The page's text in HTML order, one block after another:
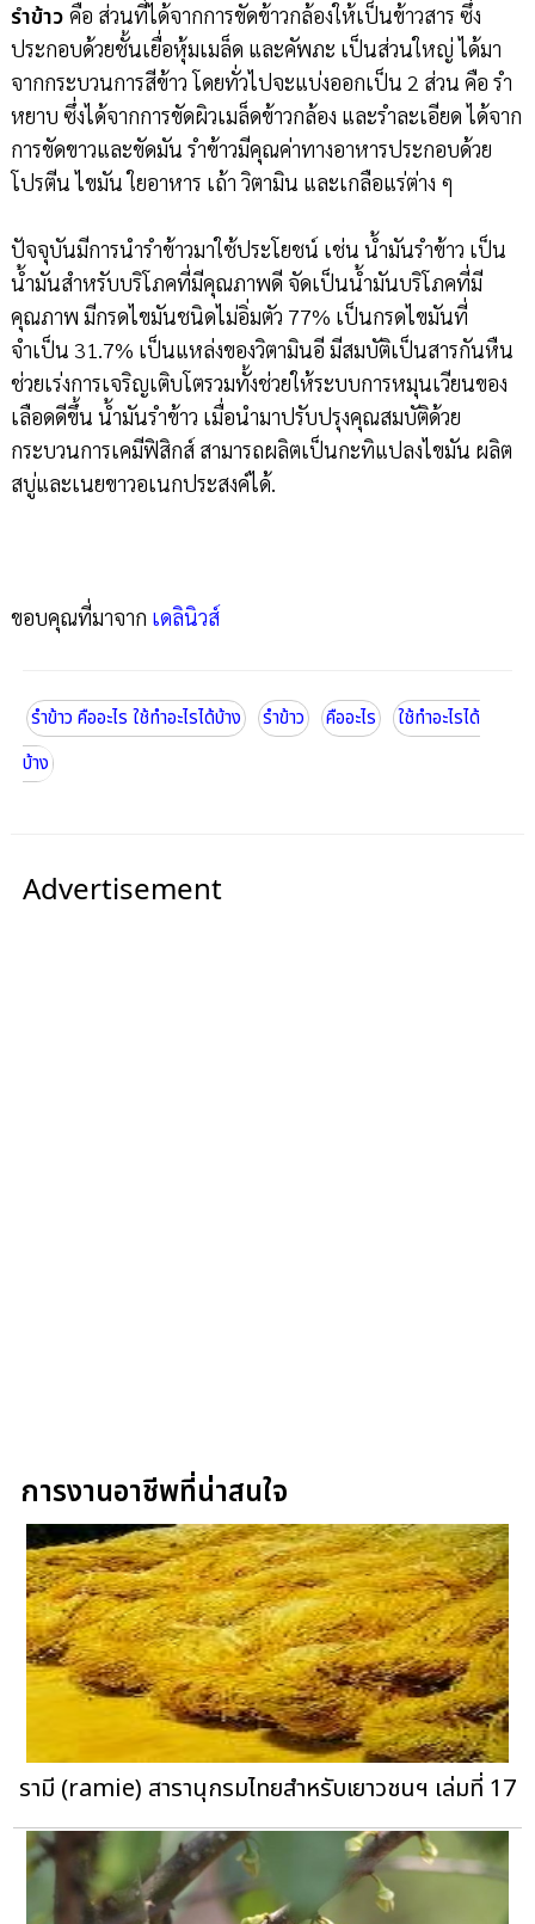
รำข้าว คือ ส่วนที่ได้จากการขัดข้าวกล้องให้เป็นข้าวสาร ซึ่ง
ประกอบด้วยชั้นเยื่อหุ้มเมล็ด และคัพภะ เป็นส่วนใหญ่ ได้มา
จากกระบวนการสีข้าว โดยทั่วไปจะแบ่งออกเป็น 2 ส่วน คือ รำ
หยาบ ซึ่งได้จากการขัดผิวเมล็ดข้าวกล้อง และรำละเอียด ได้จาก
การขัดขาวและขัดมัน รำข้าวมีคุณค่าทางอาหารประกอบด้วย
โปรตีน ไขมัน ใยอาหาร เถ้า วิตามิน และเกลือแร่ต่าง ๆ
ปัจจุบันมีการนำรำข้าวมาใช้ประโยชน์ เช่น น้ำมันรำข้าว เป็น
น้ำมันสำหรับบริโภคที่มีคุณภาพดี จัดเป็นน้ำมันบริโภคที่มี
คุณภาพ มีกรดไขมันชนิดไม่อิ่มตัว 77% เป็นกรดไขมันที่
จำเป็น 31.7% เป็นแหล่งของวิตามินอี มีสมบัติเป็นสารกันหืน
ช่วยเร่งการเจริญเติบโตรวมทั้งช่วยให้ระบบการหมุนเวียนของ
เลือดดีขึ้น น้ำมันรำข้าว เมื่อนำมาปรับปรุงคุณสมบัติด้วย
กระบวนการเคมีฟิสิกส์ สามารถผลิตเป็นกะทิแปลงไขมัน ผลิต
สบู่และเนยขาวอเนกประสงค์ได้.
ขอบคุณที่มาจาก เดลินิวส์
รำข้าว คืออะไร ใช้ทำอะไรได้บ้าง รำข้าว คืออะไร
ใช้ทำอะไรได้
บ้าง
Advertisement
การงานอาชีพที่น่าสนใจ
รามี (ramie) สารานุกรมไทยสำหรับเยาวชนฯ เล่มที่ 17